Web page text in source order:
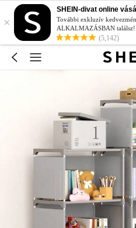
×
SHEIN-divat online
További exkluzív
ALKALMAZÁSBAN találsz!
(5,142)